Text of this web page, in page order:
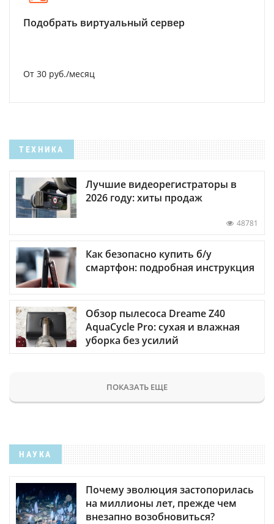
Подобрать виртуальный сервер
От 30 руб./месяц
ТЕХНИКА
Лучшие видеорегистраторы в
2026 году: хиты продаж
48781
Как безопасно купить б/у
смартфон: подробная инструкция
Обзор пылесоса Dreame Z40
AquaCycle Pro: сухая и влажная
уборка без усилий
ПОКАЗАТЬ ЕЩЕ
НАУКА
Почему эволюция застопорилась
на миллионы лет, прежде чем
внезапно возобновиться?